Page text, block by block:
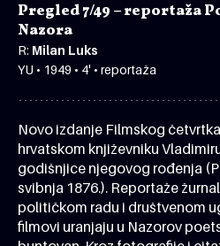
Pregled 7/49 – reportaža
Nazora
R: Milan Luks
YU • 1949 • 4' • reportaža
Novo izdanje Filmskog
hrvatskom književniku
godišnjice njegovog rođenja
svibnja 1876.). Reportaže
političkom radu i društvenom
filmovi uranjaju u Nazorov